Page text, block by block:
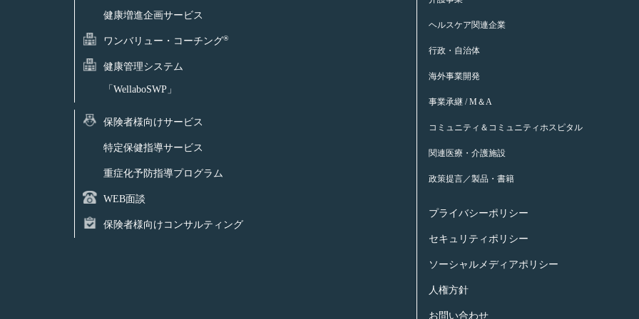
健康増進企画サービス
ワンバリュー・コーチング®
健康管理システム
「WellaboSWP」
保険者様向けサービス
特定保健指導サービス
重症化予防指導プログラム
WEB面談
保険者様向けコンサルティング
ヘルスケア関連企業
行政・自治体
海外事業開発
事業承継 / M＆A
コミュニティ＆コミュニティホスピタル
関連医療・介護施設
政策提言／製品・書籍
プライバシーポリシー
セキュリティポリシー
ソーシャルメディアポリシー
人権方針
お問い合わせ